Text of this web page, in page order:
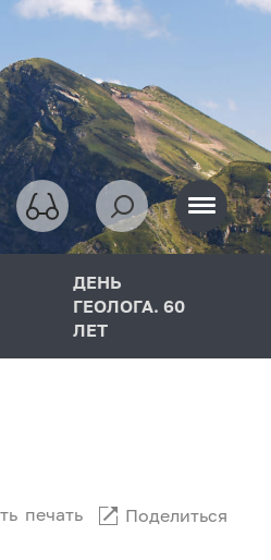
ДЕНЬ
ГЕОЛОГА. 60
ЛЕТ
печать Поделиться